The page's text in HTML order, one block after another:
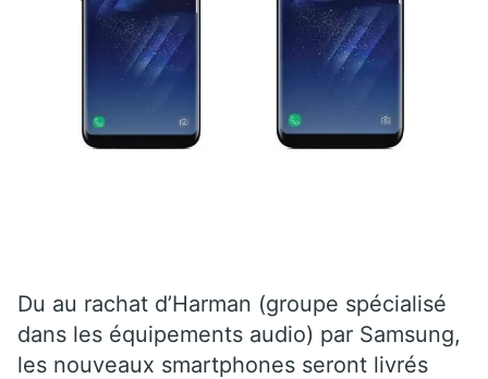
Du au rachat d’Harman (groupe spécialisé
dans les équipements audio) par Samsung,
les nouveaux smartphones seront livrés